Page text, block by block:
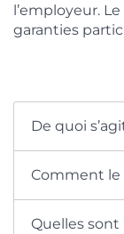
l’employeur.
garanties
De quoi
Comment le
Quelles sont